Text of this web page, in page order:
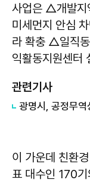
사업은 △개발지
미세먼지 안심
라 확충 △일직
익활동지원센터
관련기사
광명시, 공정무역
이 가운데 친환
표 대수인 170